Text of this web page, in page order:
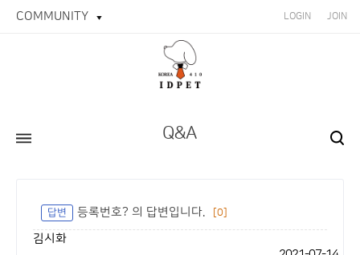
COMMUNITY LOGIN JOIN
Q&A
답변 등록번호? 의 답변입니다. [0]
김시화